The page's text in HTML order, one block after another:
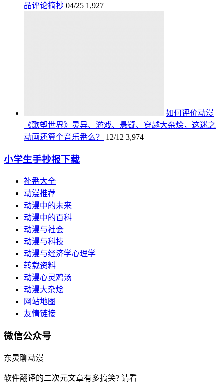
品评论摘抄 04/25 1,927
如何评价动漫
《歌塑世界》灵异、游戏、悬疑、穿越大杂烩，这迷之
动画还算个音乐番么？
12/12 3,974
小学生手抄报下载
补番大全
动漫推荐
动漫中的未来
动漫中的百科
动漫与社会
动漫与科技
动漫与经济学心理学
转载资料
动漫心灵鸡汤
动漫大杂烩
网站地图
友情链接
微信公众号
东灵聊动漫
软件翻译的二次元文章有多搞笑? 请看